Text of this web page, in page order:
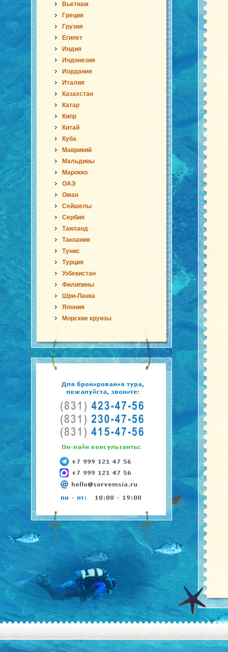
Вьетнам
Греция
Грузия
Египет
Индия
Индонезия
Иордания
Италия
Казахстан
Катар
Кипр
Китай
Куба
Маврикий
Мальдивы
Марокко
ОАЭ
Оман
Сейшелы
Сербия
Таиланд
Танзания
Тунис
Турция
Узбекистан
Филипины
Шри-Ланка
Япония
Морские круизы